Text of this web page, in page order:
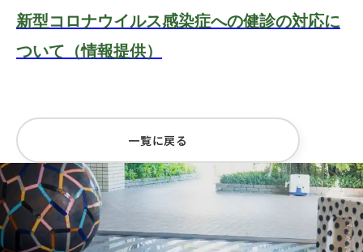
新型コロナウイルス感染症への健診の対応に
ついて（情報提供）
一覧に戻る